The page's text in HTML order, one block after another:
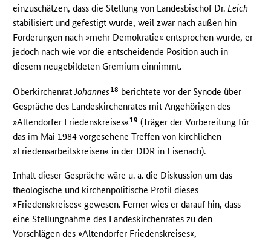
einzuschätzen, dass die Stellung von Landesbischof Dr.Leich
stabilisiert und gefestigt wurde, weil zwar nach außen hin
Forderungen nach »mehr Demokratie« entsprochen wurde, er
jedoch nach wie vor die entscheidende Position auch in
diesem neugebildeten Gremium einnimmt.
OberkirchenratJohannes18 berichtete vor der Synode über
Gespräche des Landeskirchenrates mit Angehörigen des
»Altendorfer Friedenskreises«19 (Träger der Vorbereitung für
das im Mai 1984 vorgesehene Treffen von kirchlichen
»Friedensarbeitskreisen« in der DDR in Eisenach).
Inhalt dieser Gespräche wäre u. a. die Diskussion um das
theologische und kirchenpolitische Profil dieses
»Friedenskreises« gewesen. Ferner wies er darauf hin, dass
eine Stellungnahme des Landeskirchenrates zu den
Vorschlägen des »Altendorfer Friedenskreises«,